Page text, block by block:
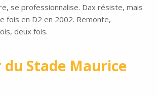
se professionnalise. Dax résiste, mais
fois en D2 en 2002. Remonte,
deux fois.
Stade Maurice